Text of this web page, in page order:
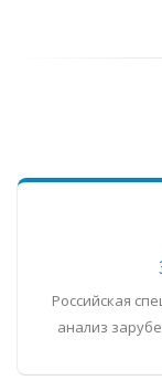
Российская
анализ